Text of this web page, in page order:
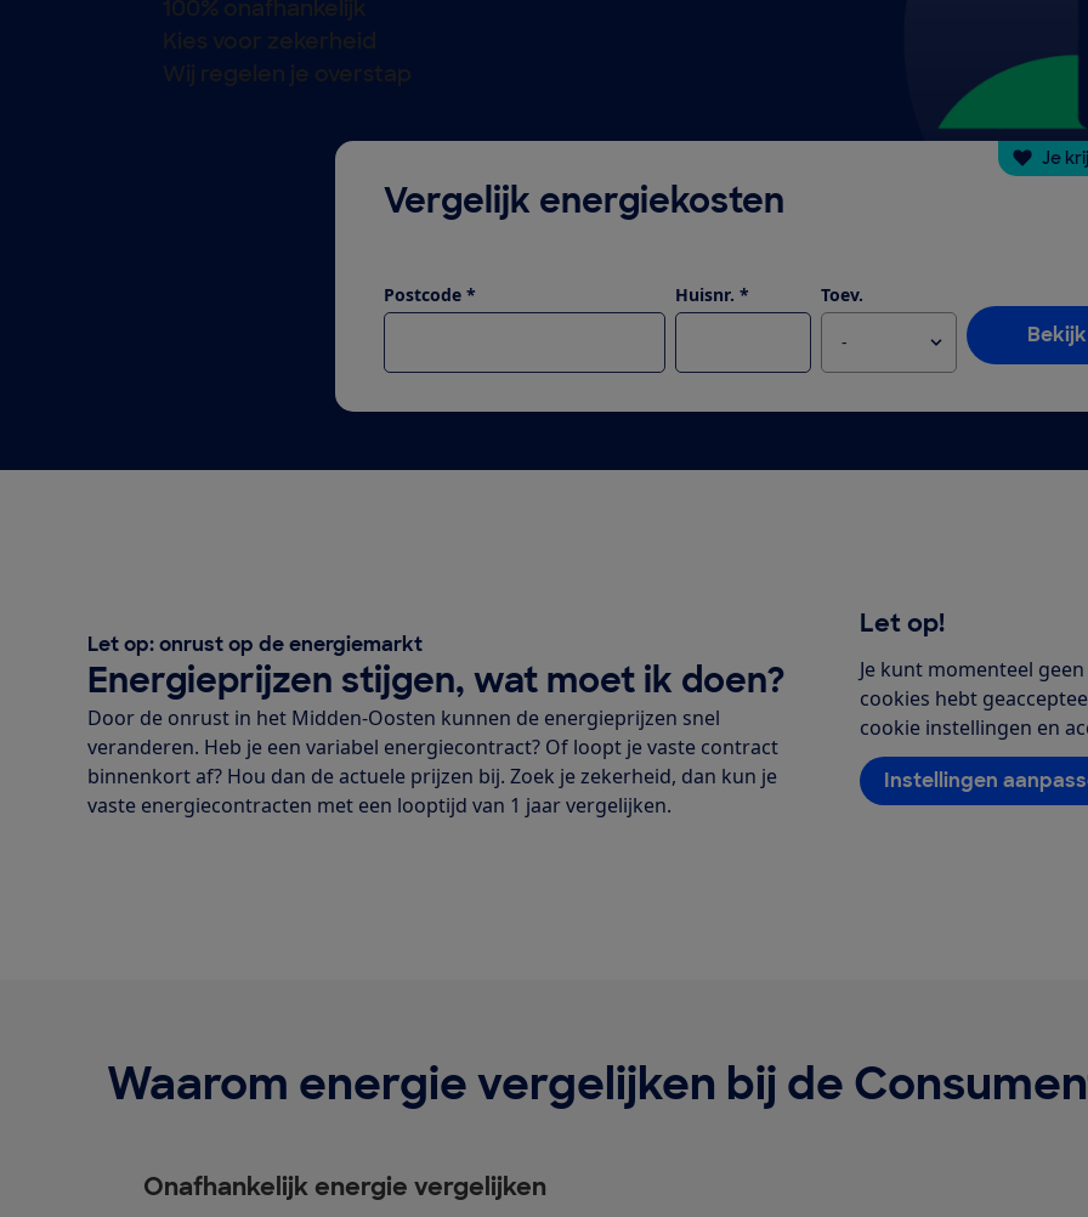
Je
Vergelijk energiekosten
Postcode * Huisnr. * Toev.
Let op: onrust op de energiemarkt
Energieprijzen stijgen, wat moet ik doen?
Door de onrust in het Midden-Oosten kunnen de energieprijzen snel
veranderen. Heb je een variabel energiecontract? Of loopt je vaste contract
binnenkort af? Hou dan de actuele prijzen bij. Zoek je zekerheid, dan kun je
vaste energiecontracten met een looptijd van 1 jaar vergelijken.
Let op!
Je kunt momenteel
cookies hebt
cookie instellingen en
Instellingen
Waarom energie vergelijken bij de
Onafhankelijk energie vergelijken